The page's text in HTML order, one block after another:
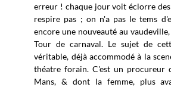
erreur ! chaque jour voit éclorre
respire pas ; on n'a pas le tems
encore une nouveauté au
Tour de carnaval. Le sujet de
véritable, déjà accommodé à la
théatre forain. C'est un procureur
Mans, & dont la femme, plus